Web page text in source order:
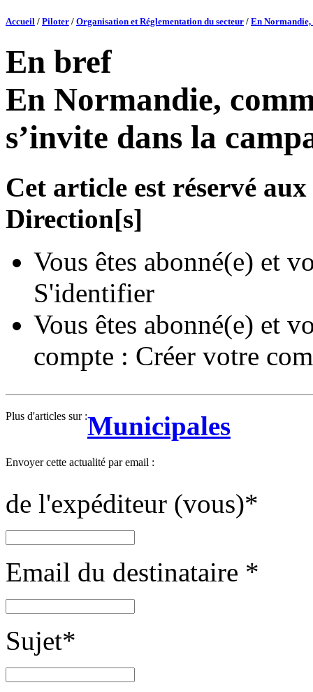
Accueil / Piloter / Organisation et Réglementation du secteur / En Normandie,
En bref
En Normandie,
s’invite dans la
Cet article est réservé
Direction[s]
Vous êtes abonné(e) et
S'identifier
Vous êtes abonné(e) et
compte : Créer votre
Plus d'articles sur :Municipales
Envoyer cette actualité par email :
de l'expéditeur (vous)*
Email du destinataire *
Sujet*